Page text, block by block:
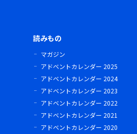
読みもの
マガジン
アドベントカレンダー 2025
アドベントカレンダー 2024
アドベントカレンダー 2023
アドベントカレンダー 2022
アドベントカレンダー 2021
アドベントカレンダー 2020